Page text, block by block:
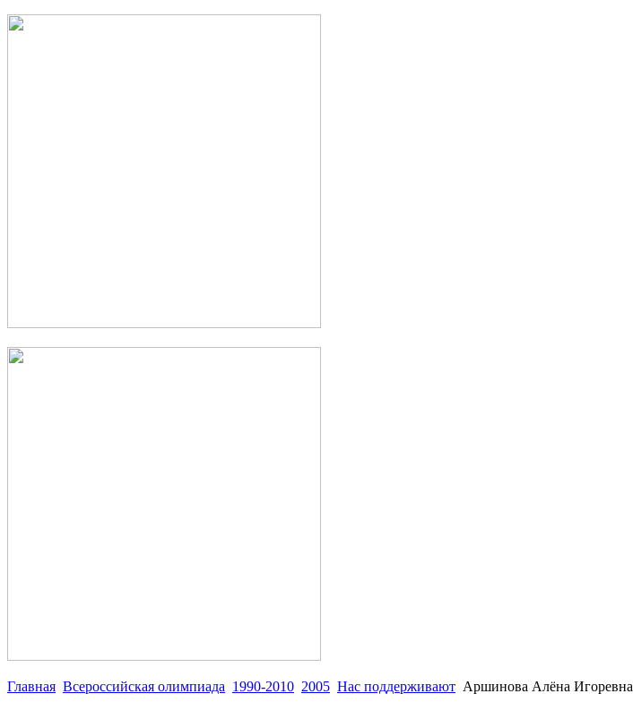
Главная Всероссийская олимпиада 1990-2010 2005 Нас поддерживают Аршинова Алёна Игоревна